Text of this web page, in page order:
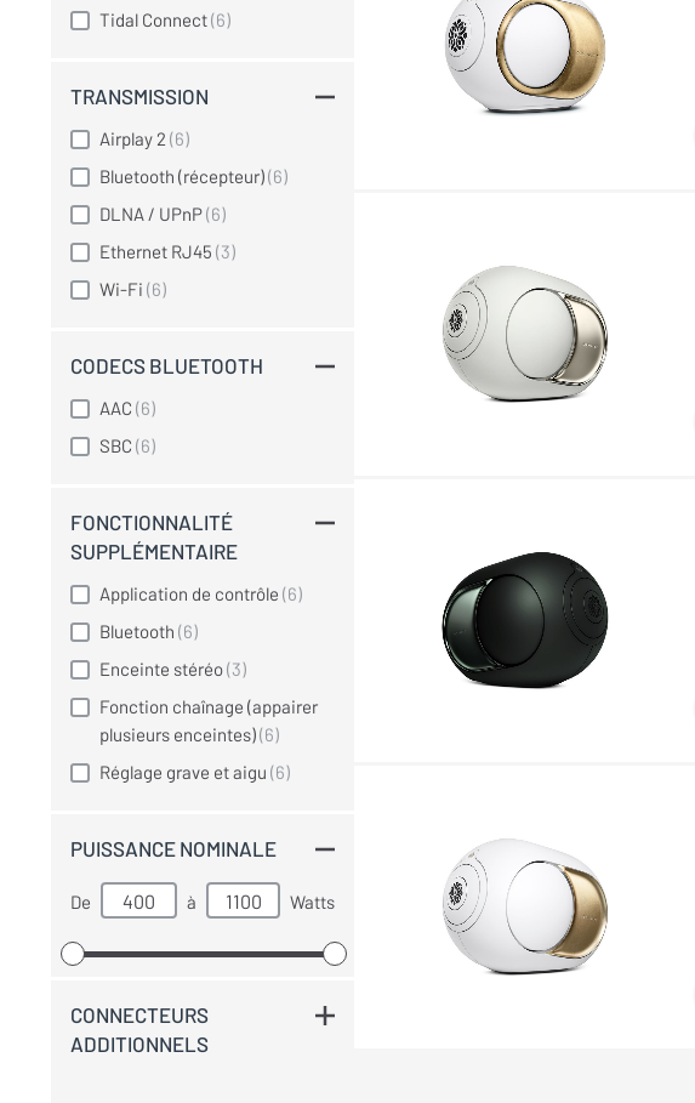
Tidal Connect(6)
TRANSMISSION
Airplay 2 (6)
Bluetooth (récepteur)(6)
DLNA / UPnP(6)
Ethernet RJ45 (3)
Wi-Fi (6)
CODECS BLUETOOTH
AAC (6)
SBC (6)
FONCTIONNALITÉ
SUPPLÉMENTAIRE
Application de contrôle (6)
Bluetooth (6)
Enceinte stéréo(3)
Fonction chaînage (appairer
plusieurs enceintes)(6)
Réglage grave et aigu (6)
PUISSANCE NOMINALE
De à Watts
CONNECTEURS
ADDITIONNELS